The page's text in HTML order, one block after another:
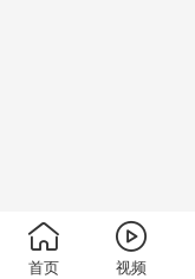
首页 视频